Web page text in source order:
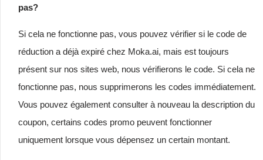
pas?
Si cela ne fonctionne pas, vous pouvez vérifier si le code de
réduction a déjà expiré chez Moka.ai, mais est toujours
présent sur nos sites web, nous vérifierons le code. Si cela ne
fonctionne pas, nous supprimerons les codes immédiatement.
Vous pouvez également consulter à nouveau la description du
coupon, certains codes promo peuvent fonctionner
uniquement lorsque vous dépensez un certain montant.